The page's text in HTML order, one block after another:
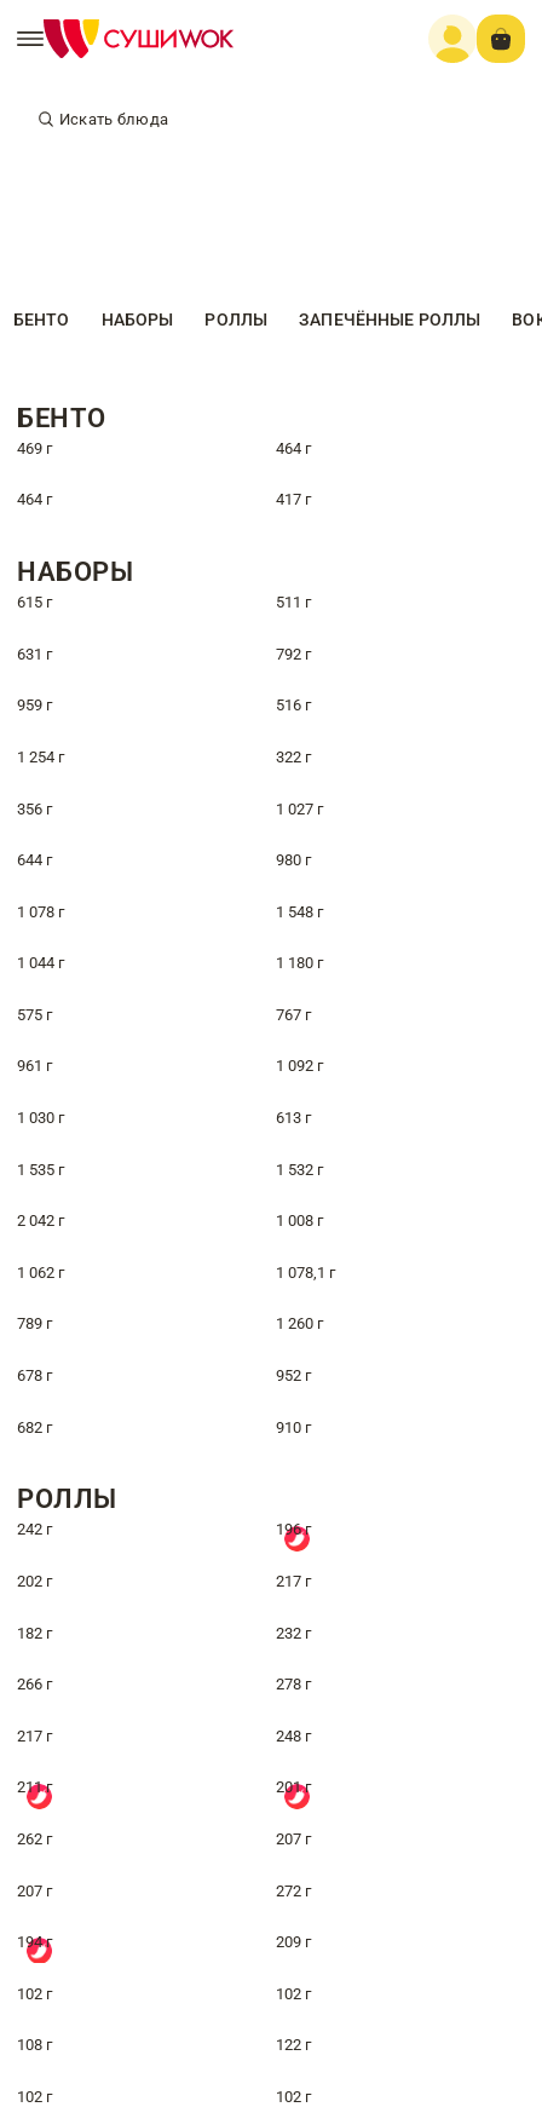
Искать блюда
БЕНТО НАБОРЫ РОЛЛЫ ЗАПЕЧЁННЫЕ РОЛЛЫ
БЕНТО
469 г 464 г
464 г 417 г
НАБОРЫ
615 г 511 г
631 г 792 г
959 г 516 г
1 254 г 322 г
356 г 1 027 г
644 г 980 г
1 078 г 1 548 г
1 044 г 1 180 г
575 г 767 г
961 г 1 092 г
1 030 г 613 г
1 535 г 1 532 г
2 042 г 1 008 г
1 062 г 1 078,1 г
789 г 1 260 г
678 г 952 г
682 г 910 г
РОЛЛЫ
242 г 196 г
202 г 217 г
182 г 232 г
266 г 278 г
217 г 248 г
211 г 201 г
262 г 207 г
207 г 272 г
194 г 209 г
102 г 102 г
108 г 122 г
102 г 102 г